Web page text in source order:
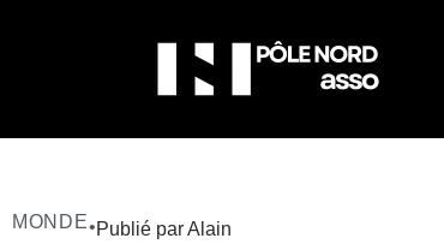
MONDE•Publié par Alain